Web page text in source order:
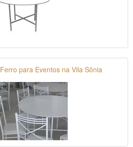
para Eventos na Vila Sônia